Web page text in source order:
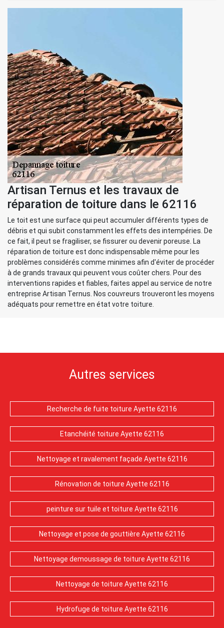
Artisan Ternus et les travaux de
réparation de toiture dans le 62116
Le toit est une surface qui peut accumuler différents types de
débris et qui subit constamment les effets des intempéries. De
ce fait, il peut se fragiliser, se fissurer ou devenir poreuse. La
réparation de toiture est donc indispensable même pour les
problèmes considérés comme minimes afin d'éviter de procéder
à de grands travaux qui peuvent vous coûter chers. Pour des
interventions rapides et fiables, faites appel au service de notre
entreprise Artisan Ternus. Nos couvreurs trouveront les moyens
adéquats pour remettre en état votre toiture.
Autres services
Recherche de fuite toiture Ayette 62116
Etanchéité toiture Ayette 62116
Nettoyage et ravalement façade Ayette 62116
Rénovation de toiture Ayette 62116
peinture sur tuile et toiture Ayette 62116
Nettoyage et pose de gouttière Ayette 62116
Nettoyage demoussage de toiture Ayette 62116
Nettoyage de toiture Ayette 62116
Hydrofuge de toiture Ayette 62116